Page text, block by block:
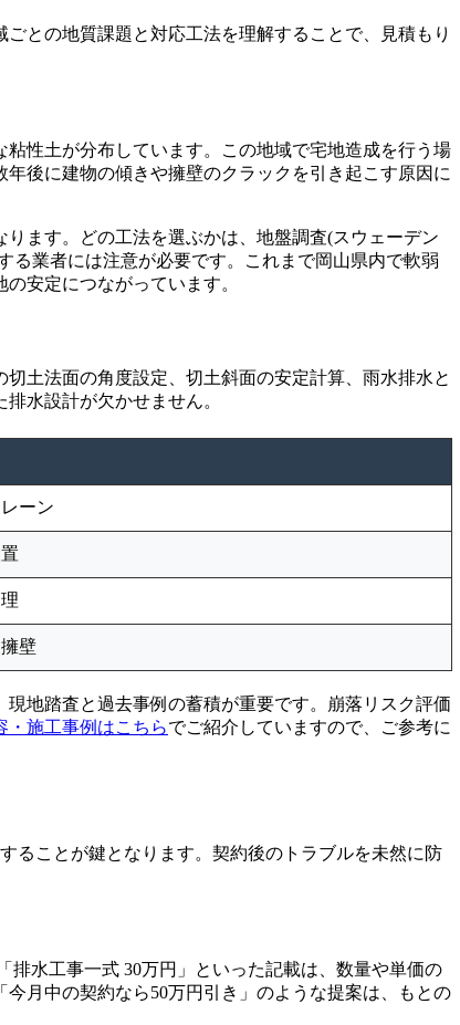
との地質課題と対応工法を理解することで、見積もり
性土が分布しています。この地域で宅地造成を行う場
後に建物の傾きや擁壁のクラックを引き起こす原因に
ます。どの工法を選ぶかは、地盤調査(スウェーデン
る業者には注意が必要です。これまで岡山県内で軟弱
安定につながっています。
土法面の角度設定、切土斜面の安定計算、雨水排水と
水設計が欠かせません。
ーン
壁
地踏査と過去事例の蓄積が重要です。崩落リスク評価
・施工事例はこちらでご紹介していますので、ご参考に
ることが鍵となります。契約後のトラブルを未然に防
水工事一式 30万円」といった記載は、数量や単価の
月中の契約なら50万円引き」のような提案は、もとの